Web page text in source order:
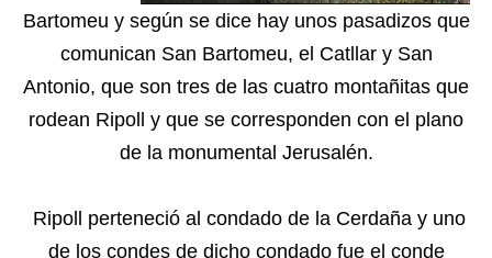
Bartomeu y según se dice hay unos pasadizos que
comunican San Bartomeu, el Catllar y San
Antonio, que son tres de las cuatro montañitas que
rodean Ripoll y que se corresponden con el plano
de la monumental Jerusalén.
Ripoll perteneció al condado de la Cerdaña y uno
de los condes de dicho condado fue el conde